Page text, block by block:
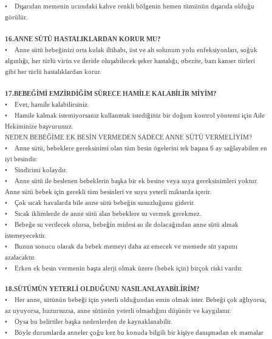
• Dışarıdan memenin ucundaki kahve renkli bölgenin hemen tümünün dışarıda olduğu
görülür.
16.ANNE SÜTÜ HASTALIKLARDAN KORUR MU?
• Anne sütü bebeğinizi orta kulak iltihabı, üst ve alt solunum yolu enfeksiyonları, soğuk
algınlığı, her türlü virüs ve ileride oluşabilecek şeker hastalığı, obezite, bazı kanser türleri
gibi her türlü hastalıklardan korur.
17.BEBEĞİMİ EMZİRDİĞİM SÜRECE HAMİLE KALABİLİR MİYİM?
• Evet, hamile kalabilirsiniz.
• Hamile kalmak istemiyorsanız kullanmak istediğiniz bir doğum kontrol yöntemi için Aile
Hekiminize başvurunuz.
NEDEN BEBEĞİME EK BESİN VERMEDEN SADECE ANNE SÜTÜ VERMELİYİM?
• Anne sütü, bebeklere gereksinimi olan tüm besin ögelerini tek başına 6 ay sağlayabilen en
iyi besindir.
• Sindirimi kolaydır.
• Anne sütü ile beslenen bebeklerin başka bir ek besine veya suya gereksinimleri yoktur.
Anne sütü bebek için gerekli tüm besinleri ve suyu yeterli miktarda içerir.
• Çok sıcak havalarda bile anne sütü bebeğin susuzluğunu giderir.
• Sıcak iklimlerde de anne sütü alan bebeklere su vermek gerekmez.
• Bebeğe su verilecek olursa, bebeğin midesi su ile dolacağından anne sütü almak
istemeyecektir.
• Bunun sonucu olarak da bebek memeyi daha az emecek ve memede süt yapımı
azalacaktır.
• Erken ek besin vermenin başta alerji olmak üzere (bebek için) birçok riski vardır.
18.SÜTÜMÜN YETERLİ OLDUĞUNU NASIL ANLAYABİLİRİM?
• Her anne, sütünün bebeği için yeterli olduğundan emin olmak ister. Bebeği çok ağlıyorsa,
az uyuyorsa, huzursuzsa, anne sütünün yeterli olmadığını düşünür ve kaygılanır.
• Oysa bu belirtiler başka nedenlerden de kaynaklanabilir.
• Böyle durumlarda anneler çoğu kez bu konuda bilgili bir kişiye danışmadan ek mamalar